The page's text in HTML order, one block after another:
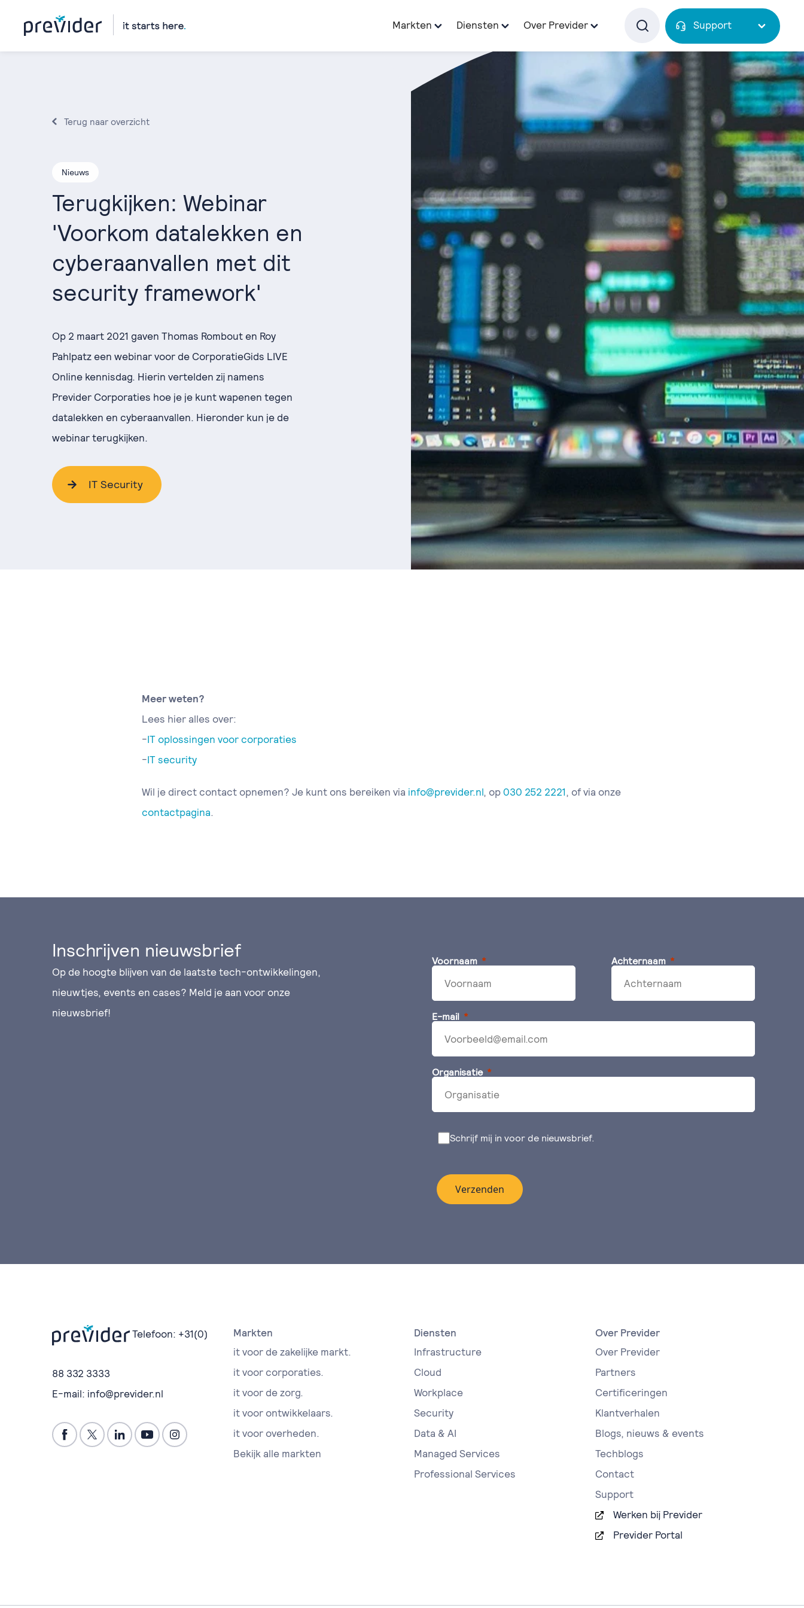
Markten Diensten Over Previder Support
Terug naar overzicht
Nieuws
Terugkijken: Webinar
'Voorkom datalekken en
cyberaanvallen met dit
security framework'
Op 2 maart 2021 gaven Thomas Rombout en Roy
Pahlpatz een webinar voor de CorporatieGids LIVE
Online kennisdag. Hierin vertelden zij namens
Previder Corporaties hoe je je kunt wapenen tegen
datalekken en cyberaanvallen. Hieronder kun je de
webinar terugkijken.
IT Security
Meer weten?
Lees hier alles over:
-IT oplossingen voor corporaties
-IT security
Wil je direct contact opnemen? Je kunt ons bereiken via info@previder.nl, op030 252 2221, of via onze
contactpagina.
Inschrijven nieuwsbrief
Op de hoogte blijven van de laatste tech-ontwikkelingen,
nieuwtjes, events en cases? Meld je aan voor onze
nieuwsbrief!
Voornaam Achternaam
E-mail
Organisatie
Schrijf mij in voor de nieuwsbrief.
Verzenden
Telefoon: +31(0)
88 332 3333
E-mail: info@previder.nl
Markten
it voor de zakelijke markt.
it voor corporaties.
it voor de zorg.
it voor ontwikkelaars.
it voor overheden.
Bekijk alle markten
Diensten
Infrastructure
Cloud
Workplace
Security
Data & AI
Managed Services
Professional Services
Over Previder
Over Previder
Partners
Certificeringen
Klantverhalen
Blogs, nieuws & events
Techblogs
Contact
Support
Werken bij Previder
Previder Portal